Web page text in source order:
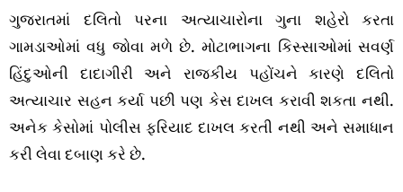
ગુજરાતમાં દલિતો પરના અત્યાચારોના ગુના શહેરો કરતા
ગામડાઓમાં વધુ જોવા મળે છે. મોટાભાગના કિસ્સાઓમાં સવર્ણ
હિંદુઓની દાદાગીરી અને રાજકીય પહોંચને કારણે દલિતો
અત્યાચાર સહન કર્યા પછી પણ કેસ દાખલ કરાવી શકતા નથી.
અનેક કેસોમાં પોલીસ ફરિયાદ દાખલ કરતી નથી અને સમાધાન
કરી લેવા દબાણ કરે છે.